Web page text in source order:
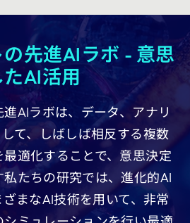
先進AIラボ - 意思
AI活用
進AIラボは、データ、アナリ
て、しばしば相反する複数
適化することで、意思決定
たちの研究では、進化的AI
まなAI技術を用いて、非常